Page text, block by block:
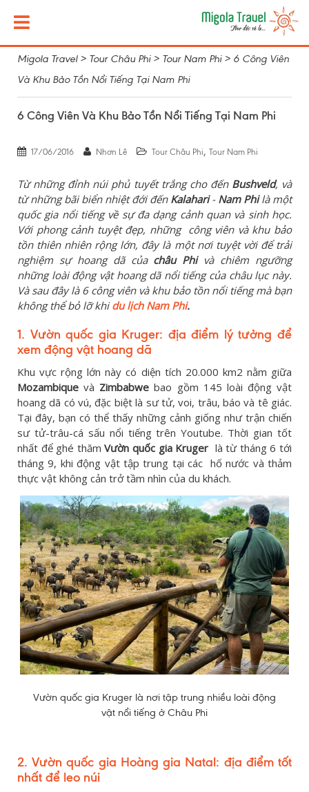
Migola Travel> Tour Châu Phi> Tour Nam Phi> 6 Công Viên
Và Khu Bảo Tồn Nổi Tiếng Tại Nam Phi
6 Công Viên Và Khu Bảo Tồn Nổi Tiếng Tại Nam Phi
17/06/2016 Nhơn Lê Tour Châu Phi, Tour Nam Phi
Từ những đỉnh núi phủ tuyết trắng cho đến Bushveld, và
từ những bãi biển nhiệt đới đến Kalahari- Nam Philà một
quốc gia nổi tiếng về sự đa dạng cảnh quan và sinh học.
Với phong cảnh tuyệt đẹp, những công viên và khu bảo
tồn thiên nhiên rộng lớn, đây là một nơi tuyệt vời để trải
nghiệm sự hoang dã của châu Phivà chiêm ngưỡng
những loài động vật hoang dã nổi tiếng của châu lục này.
Và sau đây là 6 công viên và khu bảo tồn nổi tiếng mà bạn
không thể bỏ lỡ khidu lịch Nam Phi.
1. Vườn quốc gia Kruger: địa điểm lý tưởng để
xem động vật hoang dã
Khu vực rộng lớn này có diện tích 20.000 km2 nằm giữa
Mozambique và Zimbabwebao gồm 145 loài động vật
hoang dã có vú, đặc biệt là sư tử, voi, trâu, báo và tê giác.
Tại đây, bạn có thể thấy những cảnh giống như trận chiến
sư tử-trâu-cá sấu nổi tiếng trên Youtube. Thời gian tốt
nhất để ghé thămVườn quốc gia Kruger là từ tháng 6 tới
tháng 9, khi động vật tập trung tại các hố nước và thảm
thực vật không cản trở tầm nhìn của du khách.
Vườn quốc gia Kruger là nơi tập trung nhiều loài động
vật nổi tiếng ở Châu Phi
2. Vườn quốc gia Hoàng gia Natal: địa điểm tốt
nhất để leo núi